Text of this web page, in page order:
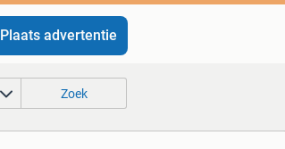
Plaats advertentie
Zoek